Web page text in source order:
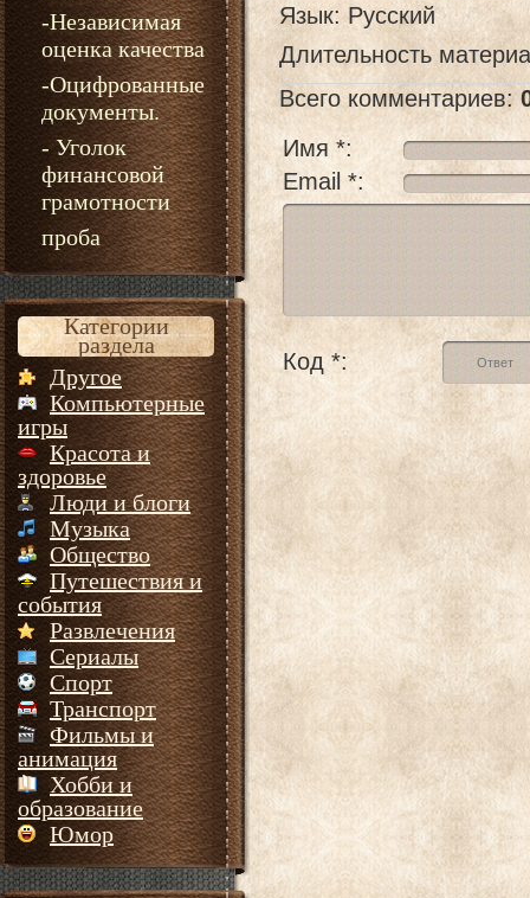
-Независимая
оценка качества
-Оцифрованные
документы.
- Уголок
финансовой
грамотности
проба
Категории
раздела
Другое
Компьютерные
игры
Красота и
здоровье
Люди и блоги
Музыка
Общество
Путешествия и
события
Развлечения
Сериалы
Спорт
Транспорт
Фильмы и
анимация
Хобби и
образование
Юмор
Язык: Русский
Длительность
Всего комментариев:
Имя *:
Email *:
Код *: